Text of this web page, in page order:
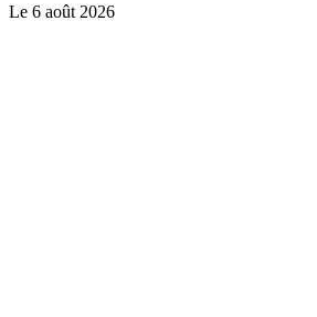
Le 6 août 2026